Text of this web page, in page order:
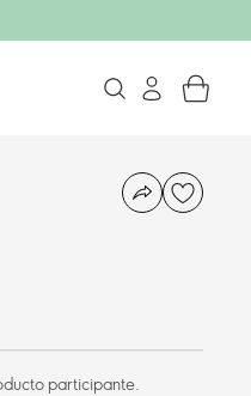
participante.